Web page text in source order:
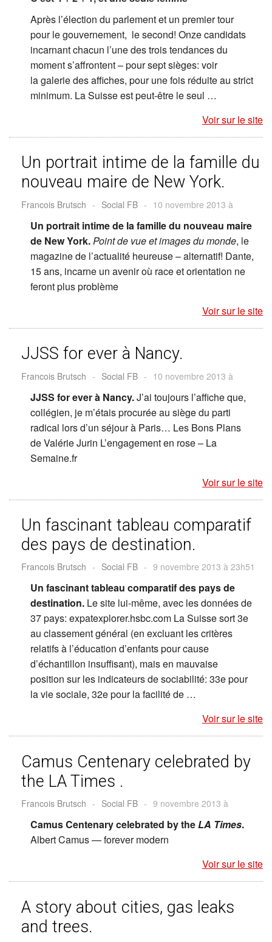
Après l’élection du parlement et un premier tour
pour le gouvernement, le second! Onze candidats
incarnant chacun l’une des trois tendances du
moment s’affrontent – pour sept sièges: voir
la galerie des affiches, pour une fois réduite au strict
minimum. La Suisse est peut-être le seul …
Voir sur le site
Un portrait intime de la famille du
nouveau maire de New York.
Francois Brutsch - Social FB - 10 novembre 2013 à
Un portrait intime de la famille du nouveau maire
de New York.Point de vue et images du monde, le
magazine de l’actualité heureuse – alternatif! Dante,
15 ans, incarne un avenir où race et orientation ne
feront plus problème
Voir sur le site
JJSS for ever à Nancy.
Francois Brutsch - Social FB - 10 novembre 2013 à
JJSS for ever à Nancy.J’ai toujours l’affiche que,
collégien, je m’étais procurée au siège du parti
radical lors d’un séjour à Paris… Les Bons Plans
de Valérie Jurin L’engagement en rose – La
Semaine.fr
Voir sur le site
Un fascinant tableau comparatif
des pays de destination.
Francois Brutsch - Social FB - 9 novembre 2013 à 23h51
Un fascinant tableau comparatif des pays de
destination. Le site lui-même, avec les données de
37 pays: expatexplorer.hsbc.com La Suisse sort 3e
au classement général (en excluant les critères
relatifs à l’éducation d’enfants pour cause
d’échantillon insuffisant), mais en mauvaise
position sur les indicateurs de sociabilité: 33e pour
la vie sociale, 32e pour la facilité de …
Voir sur le site
Camus Centenary celebrated by
the LA Times .
Francois Brutsch - Social FB - 9 novembre 2013 à
Camus Centenary celebrated by theLA Times.
Albert Camus — forever modern
Voir sur le site
A story about cities, gas leaks
and trees.